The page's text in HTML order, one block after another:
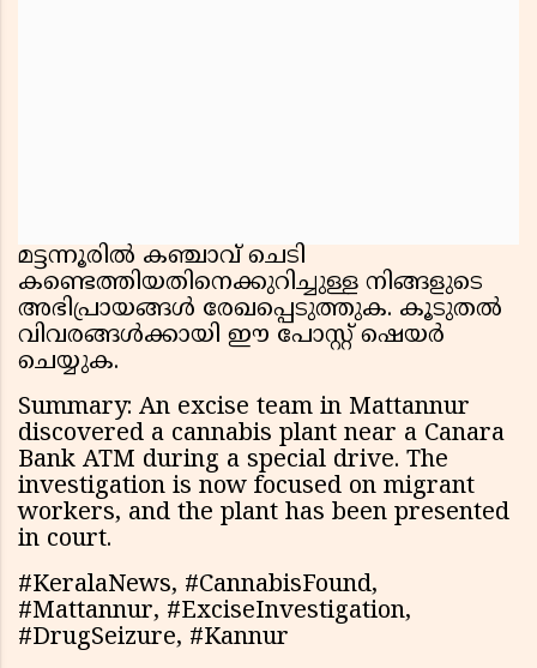
മട്ടന്നൂരിൽ കഞ്ചാവ് ചെടി
കണ്ടെത്തിയതിനെക്കുറിച്ചുള്ള നിങ്ങളുടെ
അഭിപ്രായങ്ങൾ രേഖപ്പെടുത്തുക. കൂടുതൽ
വിവരങ്ങൾക്കായി ഈ പോസ്റ്റ് ഷെയർ
ചെയ്യുക.
Summary: An excise team in Mattannur
discovered a cannabis plant near a Canara
Bank ATM during a special drive. The
investigation is now focused on migrant
workers, and the plant has been presented
in court.
#KeralaNews, #CannabisFound,
#Mattannur, #ExciseInvestigation,
#DrugSeizure, #Kannur